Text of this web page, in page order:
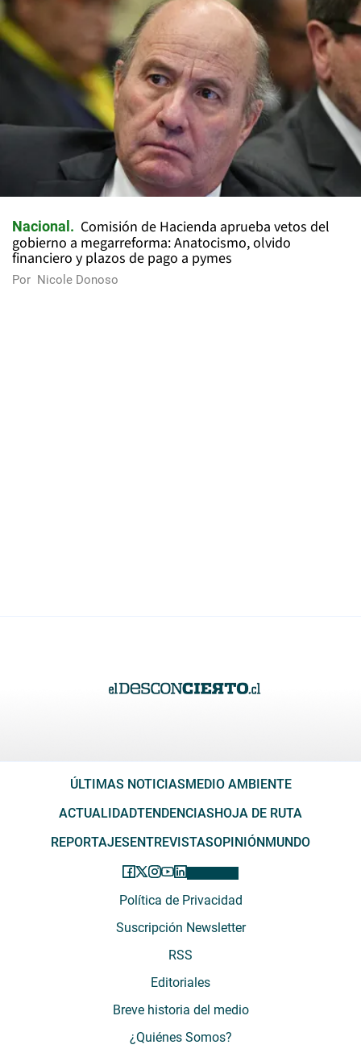
Nacional
Comisión de Hacienda aprueba vetos del
gobierno a megarreforma: Anatocismo, olvido
financiero y plazos de pago a pymes
Por Nicole Donoso
ÚLTIMAS NOTICIAS MEDIO AMBIENTE
ACTUALIDADTENDENCIAS HOJA DE RUTA
REPORTAJES ENTREVISTASOPINIÓN MUNDO
Política de Privacidad
Suscripción Newsletter
RSS
Editoriales
Breve historia del medio
¿Quiénes Somos?